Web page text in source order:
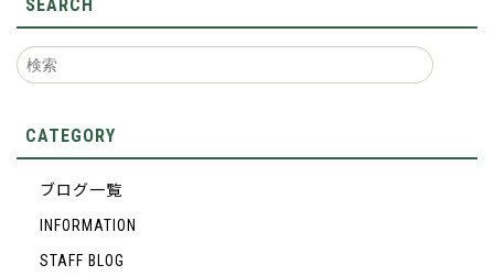
SEARCH
CATEGORY
ブログ一覧
INFORMATION
STAFF BLOG